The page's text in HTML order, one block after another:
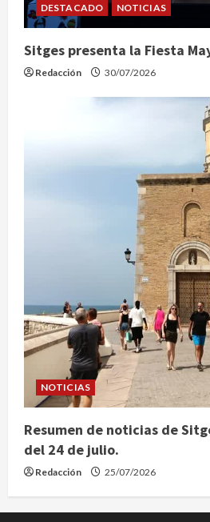
DESTACADO NOTICIAS
Sitges presenta la Fiesta
Redacción 30/07/2026
NOTICIAS
Resumen de noticias de
del 24 de julio.
Redacción 25/07/2026